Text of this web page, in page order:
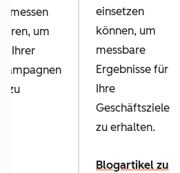
messen
um
Ihrer
zu
einsetzen
können, um
messbare
Ergebnisse für
Ihre
Geschäftsziele
zu erhalten.
Blogartikel zu